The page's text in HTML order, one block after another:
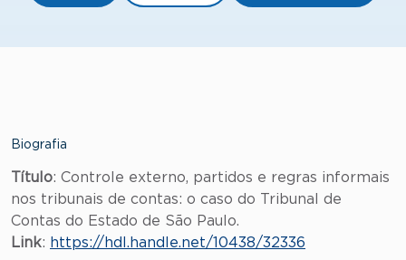
Biografia
Título: Controle externo, partidos e regras informais
nos tribunais de contas: o caso do Tribunal de
Contas do Estado de São Paulo.
Link: https://hdl.handle.net/10438/32336